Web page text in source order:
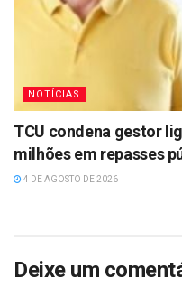
NOTÍCIAS
TCU condena gestor
milhões em repasses
4 DE AGOSTO DE 2026
Deixe um